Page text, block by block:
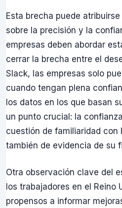
Esta brecha puede
sobre la precisión y la
empresas deben abordar
cerrar la brecha entre el
Slack, las empresas solo
cuando tengan plena
los datos en los que basan
un punto crucial: la
cuestión de familiaridad con
también de evidencia de su
Otra observación clave del
los trabajadores en el Reino
propensos a informar